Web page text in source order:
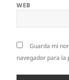
WEB
Guarda mi
navegador para la